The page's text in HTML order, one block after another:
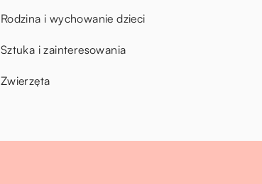
Rodzina i wychowanie dzieci
Sztuka i zainteresowania
Zwierzęta